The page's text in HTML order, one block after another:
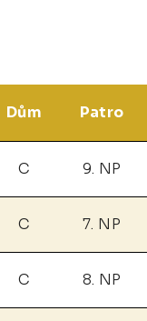
Dům Patro
C 9. NP
C 7. NP
C 8. NP